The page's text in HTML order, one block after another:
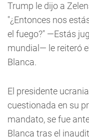
Trump le dijo a
"¿Entonces nos
el fuego?" —Estás
mundial— le reiteró
Blanca.
El presidente
cuestionada en su
mandato, se fue
Blanca tras el